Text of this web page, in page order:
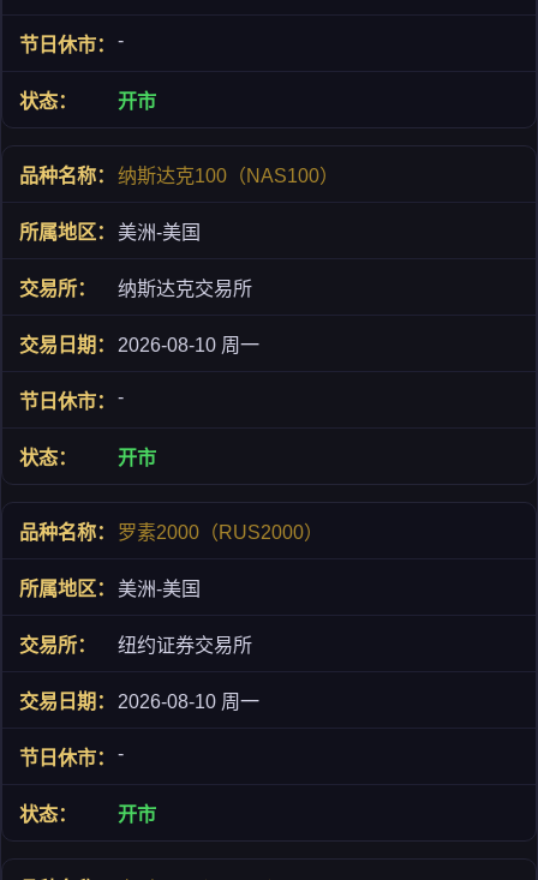
-
开市
纳斯达克100（NAS100）
美洲-美国
纳斯达克交易所
2026-08-10 周一
-
开市
罗素2000（RUS2000）
美洲-美国
纽约证券交易所
2026-08-10 周一
-
开市